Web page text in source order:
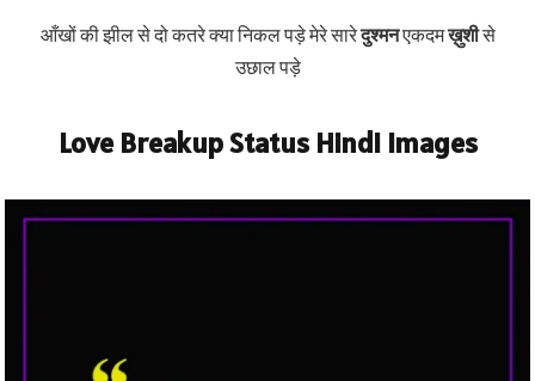
आँखों की झील से दो कतरे क्या निकल पड़े मेरे सारेदुश्मनएकदमख़ुशीसे
उछाल पड़े
Love Breakup Status Hindi Images